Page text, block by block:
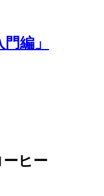
編」
ヒー